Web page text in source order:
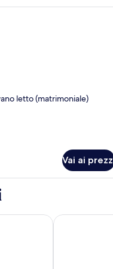
Camera d'albergo moderna
letto (matrimoniale)
Vai ai
Green Life